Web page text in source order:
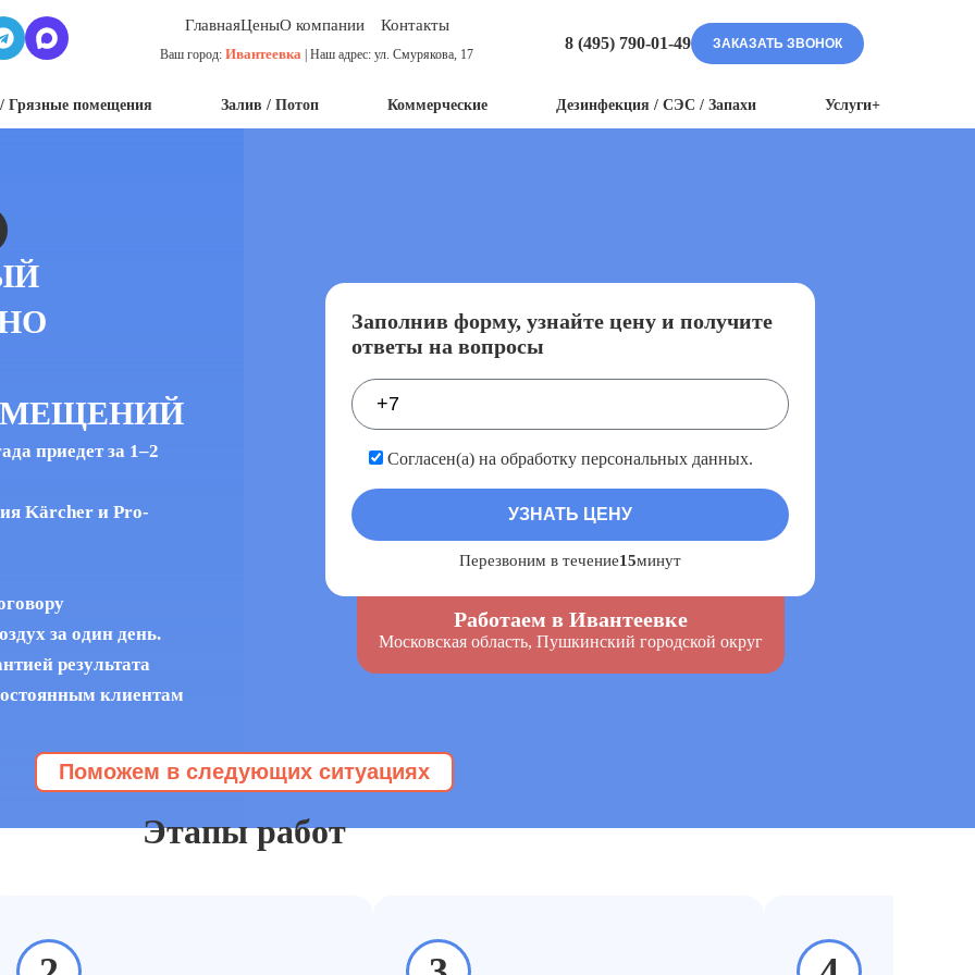
ГлавнаяЦеныО компании Контакты
Ваш город: Ивантеевка | Наш адрес: ул. Смурякова, 17
8 (495) 790-01-49 ЗАКАЗАТЬ ЗВОНОК
Грязные помещения Залив / Потоп Коммерческие Дезинфекция / СЭС / Запахи Услуги+
приедет за 1–2
Kärcher и Pro-
за один день.
результата
клиентам
Заполнив форму, узнайте цену и получите
ответы на вопросы
Согласен(а) на обработку персональных данных.
Перезвоним в течение15минут
Работаем в Ивантеевке
Московская область, Пушкинский городской округ
Поможем в следующих ситуациях
Этапы работ